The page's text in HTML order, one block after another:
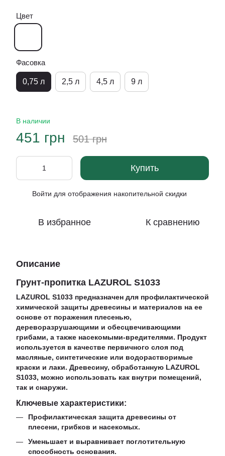
Цвет
Фасовка
0,75 л 2,5 л 4,5 л 9 л
В наличии
451 грн 501 грн
Купить
Войти для отображения накопительной скидки
В избранное К сравнению
Описание
Грунт-пропитка LAZUROL S1033
LAZUROL S1033 предназначен для профилактической
химической защиты древесины и материалов на ее
основе от поражения плесенью,
дереворазрушающими и обесцвечивающими
грибами, а также насекомыми-вредителями. Продукт
используется в качестве первичного слоя под
масляные, синтетические или водорастворимые
краски и лаки. Древесину, обработанную LAZUROL
S1033, можно использовать как внутри помещений,
так и снаружи.
Ключевые характеристики:
Профилактическая защита древесины от
плесени, грибков и насекомых.
Уменьшает и выравнивает поглотительную
способность основания.